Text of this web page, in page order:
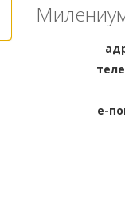
е-